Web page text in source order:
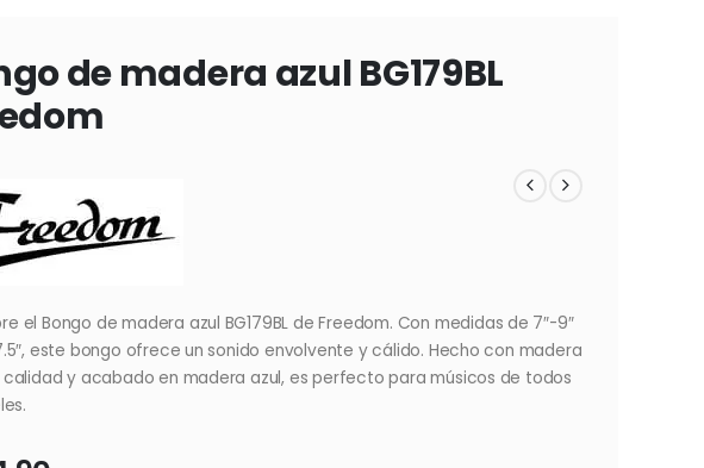
de madera azul BG179BL
el Bongo de madera azul BG179BL de Freedom. Con medidas de 7″-9″
este bongo ofrece un sonido envolvente y cálido. Hecho con madera
y acabado en madera azul, es perfecto para músicos de todos